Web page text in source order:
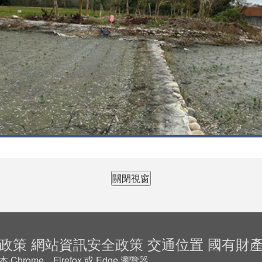
關閉視窗
策 網站資訊安全政策 交通位置 國有財